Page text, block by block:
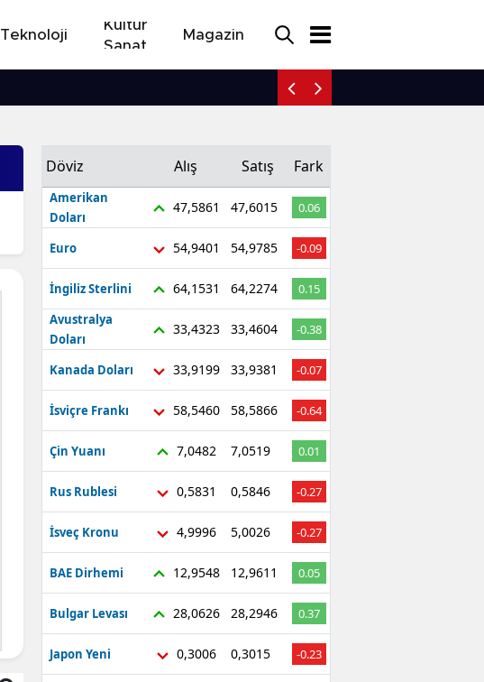
Teknoloji
Kültür
Sanat
Magazin
Döviz Alış Satış Fark
Amerikan
Doları
47,5861 47,6015 0.06
Euro 54,9401 54,9785 -0.09
İngiliz Sterlini 64,1531 64,2274
0.15
Avustralya
Doları
33,4323 33,4604 -0.38
Kanada Doları 33,9199 33,9381 -0.07
İsviçre Frankı 58,5460 58,5866 -0.64
Çin Yuanı 7,0482 7,0519 0.01
Rus Rublesi 0,5831 0,5846 -0.27
İsveç Kronu 4,9996 5,0026 -0.27
BAE Dirhemi 12,9548 12,9611 0.05
Bulgar Levası 28,0626 28,2946 0.37
Japon Yeni 0,3006 0,3015 -0.23